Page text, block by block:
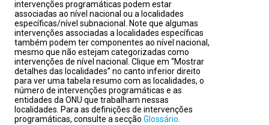
intervenções programáticas podem estar
associadas ao nível nacional ou a localidades
específicas/nível subnacional. Note que algumas
intervenções associadas a localidades específicas
também podem ter componentes ao nível nacional,
mesmo que não estejam categorizadas como
intervenções de nível nacional. Clique em “Mostrar
detalhes das localidades” no canto inferior direito
para ver uma tabela resumo com as localidades, o
número de intervenções programáticas e as
entidades da ONU que trabalham nessas
localidades. Para as definições de intervenções
programáticas, consulte a secção Glossário